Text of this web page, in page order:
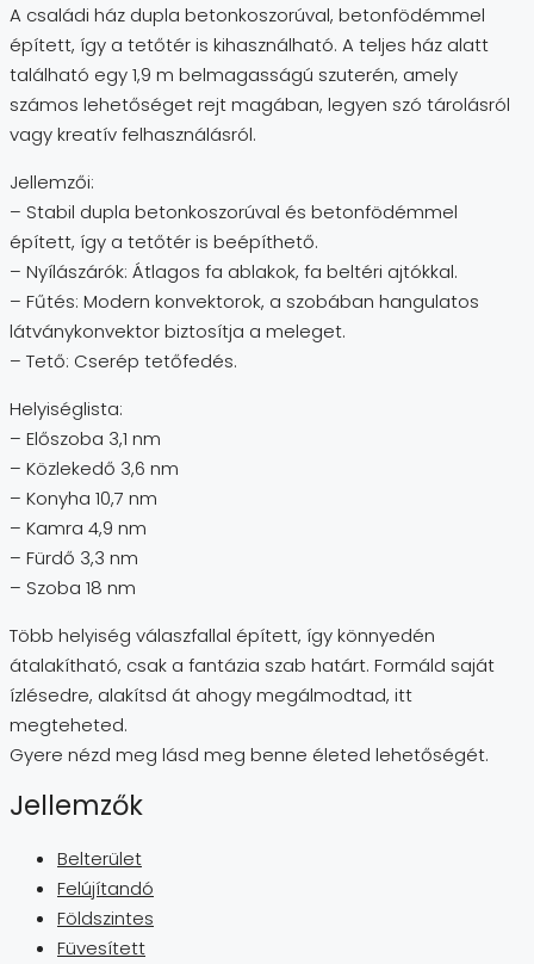
A családi ház dupla betonkoszorúval, betonfödémmel
épített, így a tetőtér is kihasználható. A teljes ház alatt
található egy 1,9 m belmagasságú szuterén, amely
számos lehetőséget rejt magában, legyen szó tárolásról
vagy kreatív felhasználásról.
Jellemzői:
– Stabil dupla betonkoszorúval és betonfödémmel
épített, így a tetőtér is beépíthető.
– Nyílászárók: Átlagos fa ablakok, fa beltéri ajtókkal.
– Fűtés: Modern konvektorok, a szobában hangulatos
látványkonvektor biztosítja a meleget.
– Tető: Cserép tetőfedés.
Helyiséglista:
– Előszoba 3,1 nm
– Közlekedő 3,6 nm
– Konyha 10,7 nm
– Kamra 4,9 nm
– Fürdő 3,3 nm
– Szoba 18 nm
Több helyiség válaszfallal épített, így könnyedén
átalakítható, csak a fantázia szab határt. Formáld saját
ízlésedre, alakítsd át ahogy megálmodtad, itt
megteheted.
Gyere nézd meg lásd meg benne életed lehetőségét.
Jellemzők
Belterület
Felújítandó
Földszintes
Füvesített